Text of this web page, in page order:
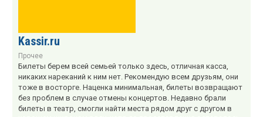
Kassir.ru
Прочее
Билеты берем всей семьей только здесь, отличная касса,
никаких нареканий к ним нет. Рекомендую всем друзьям, они
тоже в восторге. Наценка минимальная, билеты возвращают
без проблем в случае отмены концертов. Недавно брали
билеты в театр, смогли найти места рядом друг с другом в